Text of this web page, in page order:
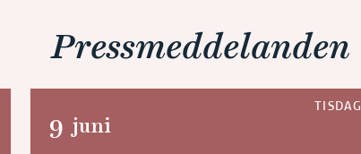
Pressmeddelanden
9 juni
TISDAG